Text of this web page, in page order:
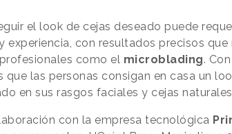
el look de cejas deseado puede
experiencia, con resultados precisos que
como el microblading.
que las personas consigan en casa un
en sus rasgos faciales y cejas
con la empresa tecnológica